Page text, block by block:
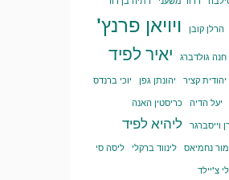
הרלן קובן ויויאן פרנץ'
חנה גולדברג יאיר לפיד
יהודית קציר יהונתן גפן
יוכי ברנדס
יעל הדיה
כריסטין האנה
וייסברגר ליהיא לפיד
נחמיאס לינווד ברקלי ליסה סי
לי צ'יילד